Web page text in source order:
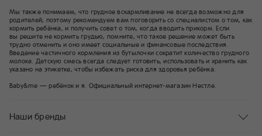
Мы также понимаем, что грудное вскармливание не всегда возможно для
родителей, поэтому рекомендуем вам поговорить со специалистом о том, как
кормить ребёнка, и получить совет о том, когда вводить прикорм. Если
вы решите не кормить грудью, помните, что такое решение может быть
трудно отменить и оно имеет социальные и финансовые последствия.
Введение частичного кормления из бутылочки сократит количество грудного
молока. Детскую смесь всегда следует готовить, использовать и хранить как
указано на этикетке, чтобы избежать риска для здоровья ребёнка.
Baby&me — ребёнок и я. Официальный интернет-магазин Нестле.
Наши бренды